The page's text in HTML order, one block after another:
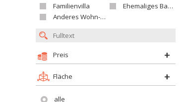
Familienvilla
Ehemaliges Bauerngut
Anderes Wohn- oder Ferienobjekt
Preis
Fläche
alle